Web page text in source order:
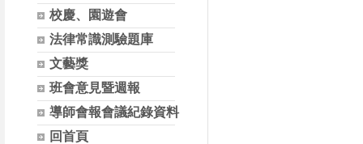
校慶、園遊會
法律常識測驗題庫
文藝獎
班會意見暨週報
導師會報會議紀錄資料
回首頁